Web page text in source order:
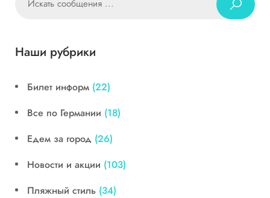
Наши рубрики
Билет информ (22)
Все по Германии (18)
Едем за город (26)
Новости и акции (103)
Пляжный стиль (34)